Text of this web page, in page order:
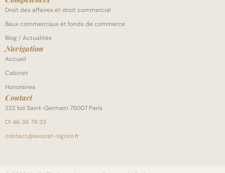
Droit des affaires et droit commercial
Baux commerciaux et fonds de commerce
Blog / Actualités
Navigation
Accueil
Cabinet
Honoraires
Contact
222 bd Saint-Germain 75007 Paris
01 46 36 79 33
contact@avocat-tigzim.fr